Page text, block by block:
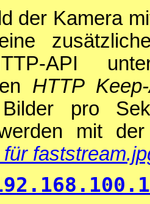
der Kamera
API
HTTP
Bilder pro
mit